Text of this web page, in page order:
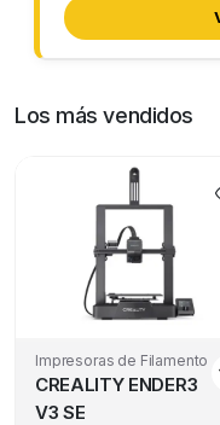
Los más vendidos
Impresoras de Filamento
CREALITY ENDER3
V3 SE